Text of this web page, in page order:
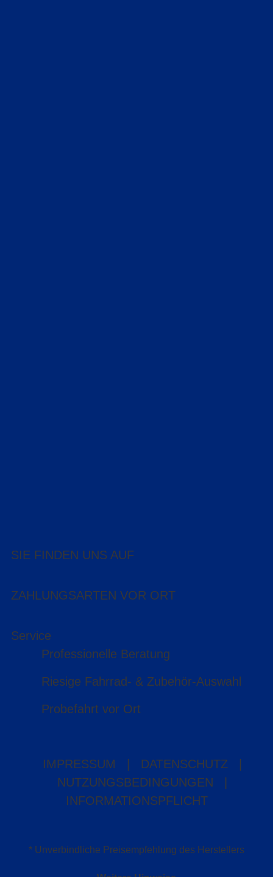
SIE FINDEN UNS AUF
ZAHLUNGSARTEN VOR ORT
Service
Professionelle Beratung
Riesige Fahrrad- & Zubehör-Auswahl
Probefahrt vor Ort
IMPRESSUM DATENSCHUTZ
NUTZUNGSBEDINGUNGEN
INFORMATIONSPFLICHT
* Unverbindliche Preisempfehlung des Herstellers